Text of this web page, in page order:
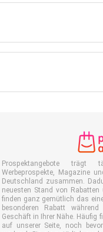
Prospektangebote trägt
Werbeprospekte, Magazine
Deutschland zusammen.
neuesten Stand von
finden ganz gemütlich das
besonderen Rabatt
Geschäft in Ihrer Nähe. Häufig
auf unserer Seite, noch